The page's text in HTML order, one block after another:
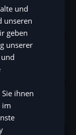
XT
und mehr.
Sams/Deal,
SV
NO
und
unseren
geben
unserer
ihnen
im